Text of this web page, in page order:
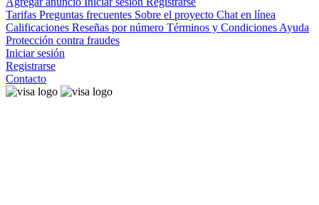
Tarifas Preguntas frecuentes Sobre el proyecto Chat en línea
Calificaciones Reseñas por número Términos y Condiciones Ayuda
Protección contra fraudes
Iniciar sesión
Registrarse
Contacto